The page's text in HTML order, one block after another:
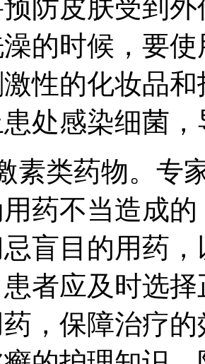
防皮肤受到
的时候，要
性的化妆品
处感染细菌
素类药物。专
药不当造成
盲目的用药
者应及时选
，保障治疗